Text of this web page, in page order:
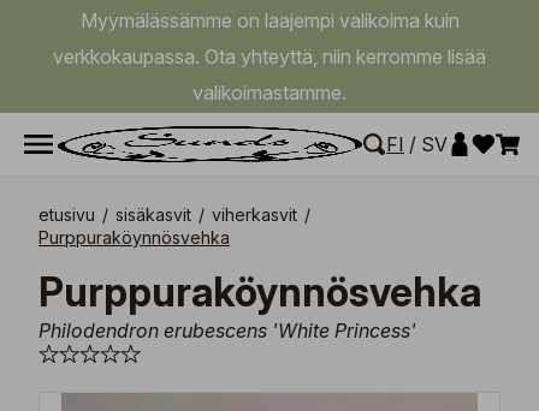
Myymälässämme on laajempi valikoima kuin
verkkokaupassa. Ota yhteyttä, niin kerromme lisää
valikoimastamme.
FI / SV
etusivu / sisäkasvit / viherkasvit /
Purppuraköynnösvehka
Purppuraköynnösvehka
Philodendron erubescens 'White Princess'